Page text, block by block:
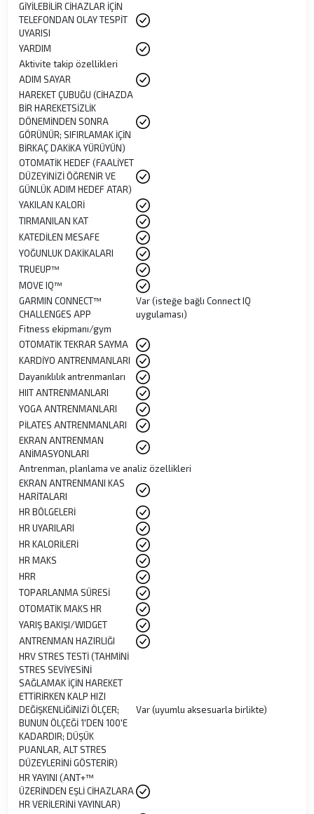
GİYİLEBİLİR CİHAZLAR İÇİN
TELEFONDAN OLAY TESPİT
UYARISI
YARDIM
Aktivite takip özellikleri
ADIM SAYAR
HAREKET ÇUBUĞU (CİHAZDA
BİR HAREKETSİZLİK
DÖNEMİNDEN SONRA
GÖRÜNÜR; SIFIRLAMAK İÇİN
BİRKAÇ DAKİKA YÜRÜYÜN)
OTOMATİK HEDEF (FAALİYET
DÜZEYİNİZİ ÖĞRENİR VE
GÜNLÜK ADIM HEDEF ATAR)
YAKILAN KALORİ
TIRMANILAN KAT
KATEDİLEN MESAFE
YOĞUNLUK DAKİKALARI
TRUEUP™
MOVE IQ™
GARMIN CONNECT™
CHALLENGES APP
Var (isteğe bağlı Connect IQ
uygulaması)
Fitness ekipmanı/gym
OTOMATİK TEKRAR SAYMA
KARDİYO ANTRENMANLARI
Dayanıklılık antrenmanları
HIIT ANTRENMANLARI
YOGA ANTRENMANLARI
PİLATES ANTRENMANLARI
EKRAN ANTRENMAN
ANİMASYONLARI
Antrenman, planlama ve analiz özellikleri
EKRAN ANTRENMANI KAS
HARİTALARI
HR BÖLGELERİ
HR UYARILARI
HR KALORİLERİ
HR MAKS
HRR
TOPARLANMA SÜRESİ
OTOMATİK MAKS HR
YARIŞ BAKIŞI/WIDGET
ANTRENMAN HAZIRLIĞI
HRV STRES TESTİ (TAHMİNİ
STRES SEVİYESİNİ
SAĞLAMAK İÇİN HAREKET
ETTİRİRKEN KALP HIZI
DEĞİŞKENLİĞİNİZİ ÖLÇER;
BUNUN ÖLÇEĞİ 1'DEN 100'E
KADARDIR; DÜŞÜK
PUANLAR, ALT STRES
DÜZEYLERİNİ GÖSTERİR)
Var (uyumlu aksesuarla birlikte)
HR YAYINI (ANT+™
ÜZERİNDEN EŞLİ CİHAZLARA
HR VERİLERİNİ YAYINLAR)